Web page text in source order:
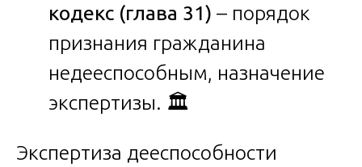
кодекс (глава 31) – порядок
признания гражданина
недееспособным, назначение
экспертизы. 🏛️
Экспертиза дееспособности